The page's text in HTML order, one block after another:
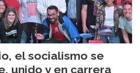
el socialismo se
unido y en carrera